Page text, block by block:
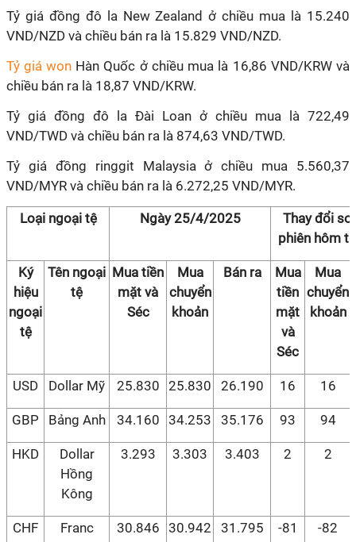
Tỷ giá đồng đô la New Zealand ở chiều mua là 15.240
VND/NZD và chiều bán ra là 15.829 VND/NZD.
Tỷ giá won Hàn Quốc ở chiều mua là 16,86 VND/KRW và
chiều bán ra là 18,87 VND/KRW.
Tỷ giá đồng đô la Đài Loan ở chiều mua là 722,49
VND/TWD và chiều bán ra là 874,63 VND/TWD.
Tỷ giá đồng ringgit Malaysia ở chiều mua 5.560,37
VND/MYR và chiều bán ra là 6.272,25 VND/MYR.
Loại ngoại tệ Ngày 25/4/2025
Thay đổi so
phiên hôm
Ký
hiệu
ngoại
tệ
Tên ngoại
tệ
Mua tiền
mặt và
Séc
Mua
chuyển
khoản
Bán ra
Mua
tiền
mặt
và
Séc
Mua
chuyển
khoản
USD Dollar Mỹ 25.830 25.830 26.190 16 16
GBP Bảng Anh 34.160 34.253 35.176 93 94
HKD
Dollar
Hồng
Kông
3.293 3.303 3.403 2 2
CHF
Franc
30.846 30.942 31.795 -81 -82